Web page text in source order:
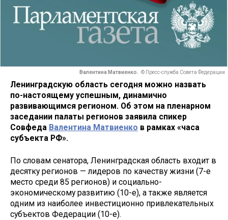
Валентина Матвиенко. © Пресс-служба Совета Федерации
Ленинградскую область сегодня можно назвать
по-настоящему успешным, динамично
развивающимся регионом. Об этом на пленарном
заседании палаты регионов заявила спикер
Совфеда Валентина Матвиенко в рамках «часа
субъекта РФ».
По словам сенатора, Ленинградская область входит в
десятку регионов — лидеров по качеству жизни (7-е
место среди 85 регионов) и социально-
экономическому развитию (10-е), а также является
одним из наиболее инвестиционно привлекательных
субъектов Федерации (10-е).